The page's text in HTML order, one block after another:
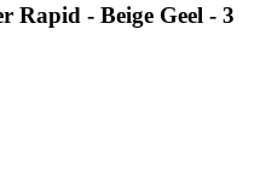
- Beige Geel - 3